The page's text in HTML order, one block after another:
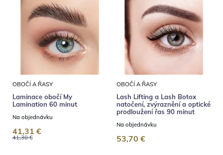
OBOČÍ A ŘASY
Laminace obočí My
Lamination 60 minut
Na objednávku
41,30 €
41,31 €
OBOČÍ A ŘASY
Lash Lifting a Lash Botox
natočení, zvýraznění a optické
prodloužení řas 90 minut
Na objednávku
53,70 €